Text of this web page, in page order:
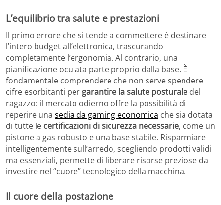
L’equilibrio tra salute e prestazioni
Il primo errore che si tende a commettere è destinare
l’intero budget all’elettronica, trascurando
completamente l’ergonomia. Al contrario, una
pianificazione oculata parte proprio dalla base. È
fondamentale comprendere che non serve spendere
cifre esorbitanti per garantire la salute posturale del
ragazzo: il mercato odierno offre la possibilità di
reperire una sedia da gaming economica che sia dotata
di tutte le certificazioni di sicurezza necessarie, come un
pistone a gas robusto e una base stabile. Risparmiare
intelligentemente sull’arredo, scegliendo prodotti validi
ma essenziali, permette di liberare risorse preziose da
investire nel “cuore” tecnologico della macchina.
Il cuore della postazione